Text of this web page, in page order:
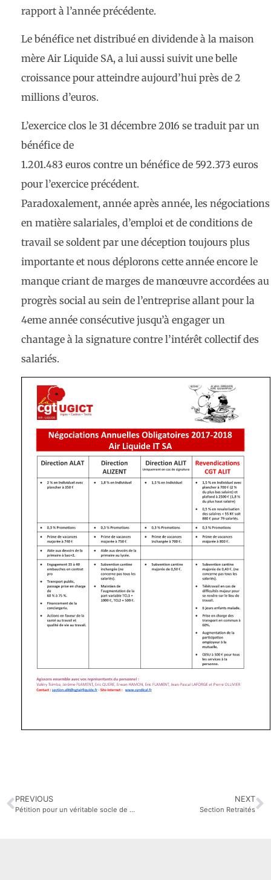
rapport à l’année précédente.
Le bénéfice net distribué en dividende à la maison
mère Air Liquide SA, a lui aussi suivit une belle
croissance pour atteindre aujourd’hui près de 2
millions d’euros.
L’exercice clos le 31 décembre 2016 se traduit par un
bénéfice de
1.201.483 euros contre un bénéfice de 592.373 euros
pour l’exercice précédent.
Paradoxalement, année après année, les négociations
en matière salariales, d’emploi et de conditions de
travail se soldent par une déception toujours plus
importante et nous déplorons cette année encore le
manque criant de marges de manœuvre accordées au
progrès social au sein de l’entreprise allant pour la
4eme année consécutive jusqu’à engager un
chantage à la signature contre l’intérêt collectif des
salariés.
PREVIOUS
Pétition pour un véritable socle de droits pour tous les salariés #AirLiquide #Chimie #CGT
NEXT
Section Retraités